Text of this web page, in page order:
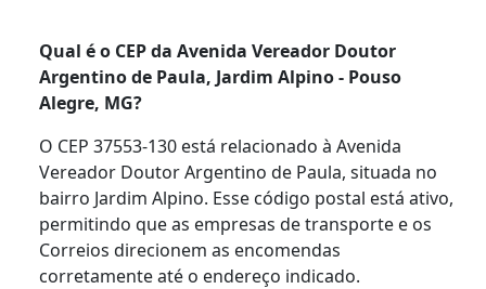
Qual é o CEP da Avenida Vereador Doutor
Argentino de Paula, Jardim Alpino - Pouso
Alegre, MG?
O CEP 37553-130 está relacionado à Avenida
Vereador Doutor Argentino de Paula, situada no
bairro Jardim Alpino. Esse código postal está ativo,
permitindo que as empresas de transporte e os
Correios direcionem as encomendas
corretamente até o endereço indicado.